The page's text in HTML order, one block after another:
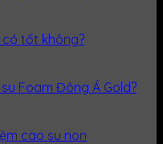
có tốt không?
Foam Đông Á Gold?
cao su non